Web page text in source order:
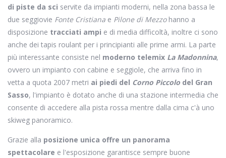
di piste da sci servite da impianti moderni, nella zona bassa le
due seggiovie Fonte Cristiana e Pilone di Mezzo hanno a
disposizione tracciati ampi e di media difficoltà, inoltre ci sono
anche dei tapis roulant per i principianti alle prime armi. La parte
più interessante consiste nel moderno telemix La Madonnina,
ovvero un impianto con cabine e seggiole, che arriva fino in
vetta a quota 2007 metri ai piedi del Corno Piccolo del Gran
Sasso, l'impianto è dotato anche di una stazione intermedia che
consente di accedere alla pista rossa mentre dalla cima c'à uno
skiweg panoramico.
Grazie alla posizione unica offre un panorama
spettacolare e l'esposizione garantisce sempre buone